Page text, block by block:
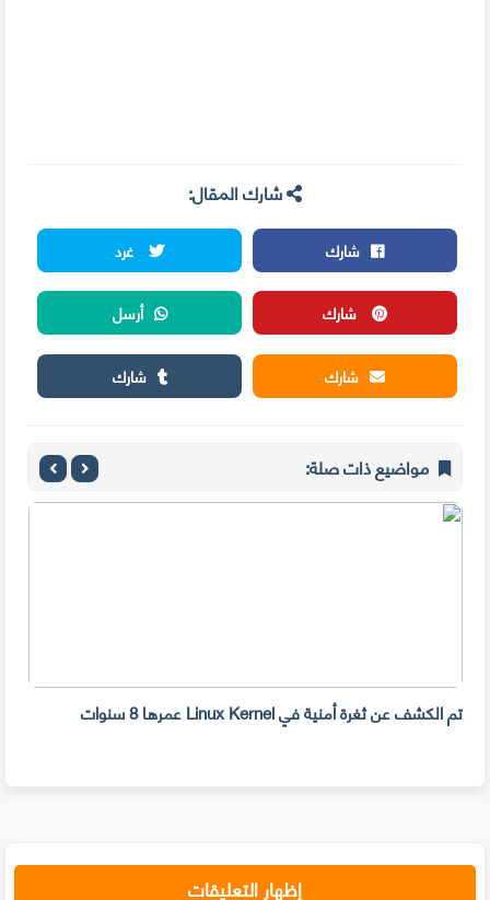
شارك المقال:
شارك
غرد
شارك
أرسل
شارك
شارك
مواضيع ذات صلة:
تم الكشف عن ثغرة أمنية في Linux Kernel عمرها 8 سنوات
إظهار التعليقات